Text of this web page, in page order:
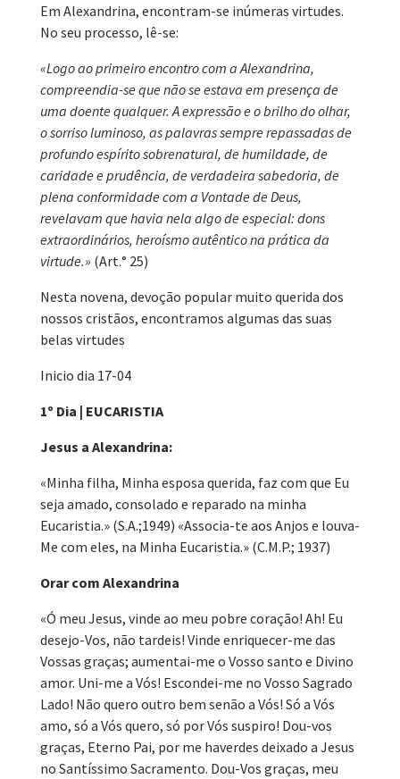
Em Alexandrina, encontram-se inúmeras virtudes.
No seu processo, lê-se:
«Logo ao primeiro encontro com a Alexandrina,
compreendia-se que não se estava em presença de
uma doente qualquer. A expressão e o brilho do olhar,
o sorriso luminoso, as palavras sempre repassadas de
profundo espírito sobrenatural, de humildade, de
caridade e prudência, de verdadeira sabedoria, de
plena conformidade com a Vontade de Deus,
revelavam que havia nela algo de especial: dons
extraordinários, heroísmo autêntico na prática da
virtude.» (Art.° 25)
Nesta novena, devoção popular muito querida dos
nossos cristãos, encontramos algumas das suas
belas virtudes
Inicio dia 17-04
1º Dia | EUCARISTIA
Jesus a Alexandrina:
«Minha filha, Minha esposa querida, faz com que Eu
seja amado, consolado e reparado na minha
Eucaristia.» (S.A.;1949) «Associa-te aos Anjos e louva-
Me com eles, na Minha Eucaristia.» (C.M.P.; 1937)
Orar com Alexandrina
«Ó meu Jesus, vinde ao meu pobre coração! Ah! Eu
desejo-Vos, não tardeis! Vinde enriquecer-me das
Vossas graças; aumentai-me o Vosso santo e Divino
amor. Uni-me a Vós! Escondei-me no Vosso Sagrado
Lado! Não quero outro bem senão a Vós! Só a Vós
amo, só a Vós quero, só por Vós suspiro! Dou-vos
graças, Eterno Pai, por me haverdes deixado a Jesus
no Santíssimo Sacramento. Dou-Vos graças, meu